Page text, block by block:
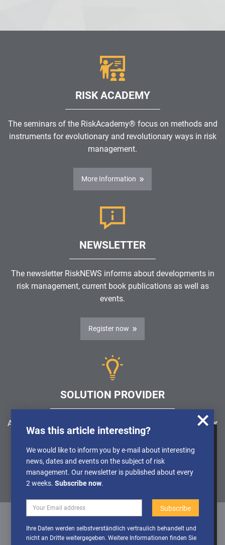
We use cookies to obtain anonymised
information about the use of our website, so
that we can constantly improve our offer.
Further Details can be found in our
cookies
Activate cookies
RISK ACADEMY
The seminars of the RiskAcademy® focus on methods and
instruments for evolutionary and revolutionary ways in risk
management.
More Information
NEWSLETTER
The newsletter RiskNEWS informs about developments in
risk management, current book publications as well as
events.
Register now
SOLUTION PROVIDER
Are you looking for a software solution or a service provider
in the field of risk management, GRC, ICS or ISMS?
Find a solution provider
Datenschutz/Impressum/Sitemap
Was this article interesting?
We would like to inform you by e-mail about interesting
news, dates and events on the subject of risk
management. Our newsletter is published about every
2 weeks.Subscribe now.
Ihre Daten werden selbstverständlich vertraulich behandelt und
nicht an Dritte weitergegeben. Weitere Informationen finden Sie